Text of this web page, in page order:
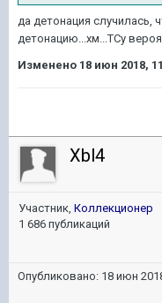
да детонация случилась,
детонацию...хм...ТСу
Изменено 18 июн 2018,
Xbl4
Участник, Коллекционер
1 686 публикаций
Опубликовано: 18 июн